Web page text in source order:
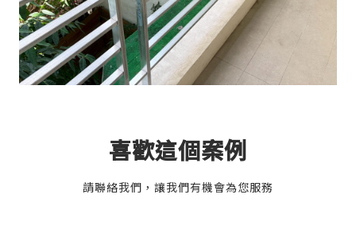
喜歡這個案例
請聯絡我們，讓我們有機會為您服務